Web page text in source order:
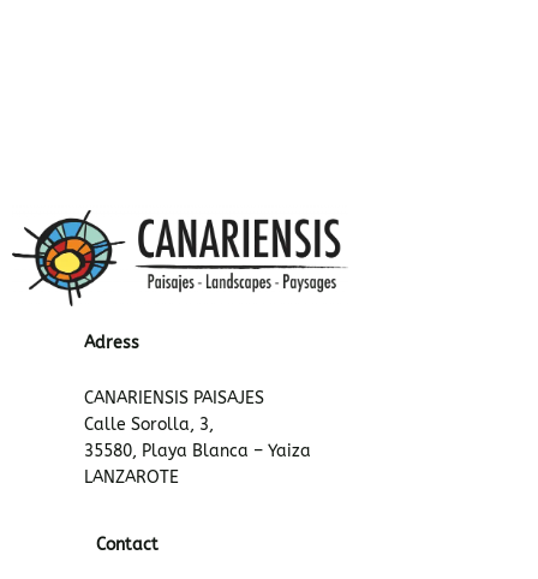
Adress
CANARIENSIS PAISAJES
Calle Sorolla, 3,
35580, Playa Blanca – Yaiza
LANZAROTE
Contact